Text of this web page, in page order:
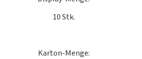
10 Stk.
Karton-Menge: